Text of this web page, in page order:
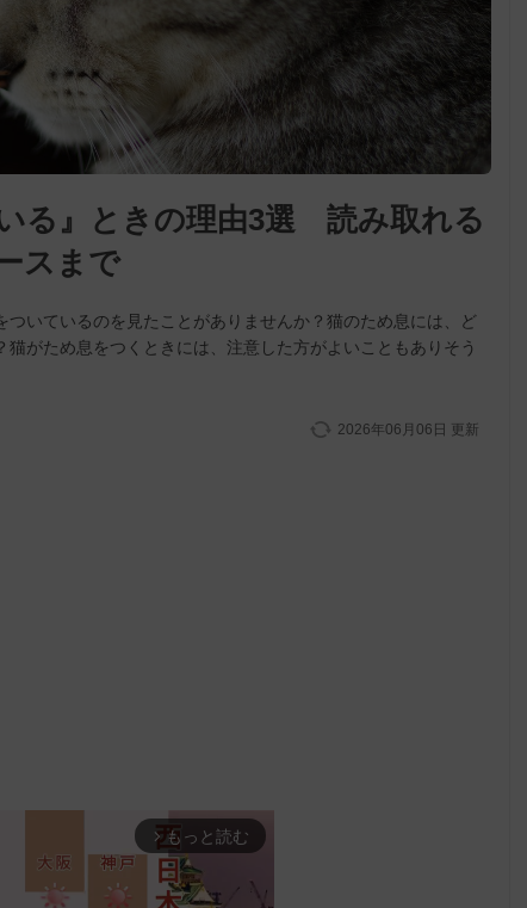
る』ときの理由3選 読み取れる
スまで
ついているのを見たことがありませんか？猫のため息には、ど
がため息をつくときには、注意した方がよいこともありそう
2026年06月06日 更新
arrow_forward_ios もっと読む